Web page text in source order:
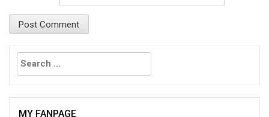
Search
for:
MY FANPAGE